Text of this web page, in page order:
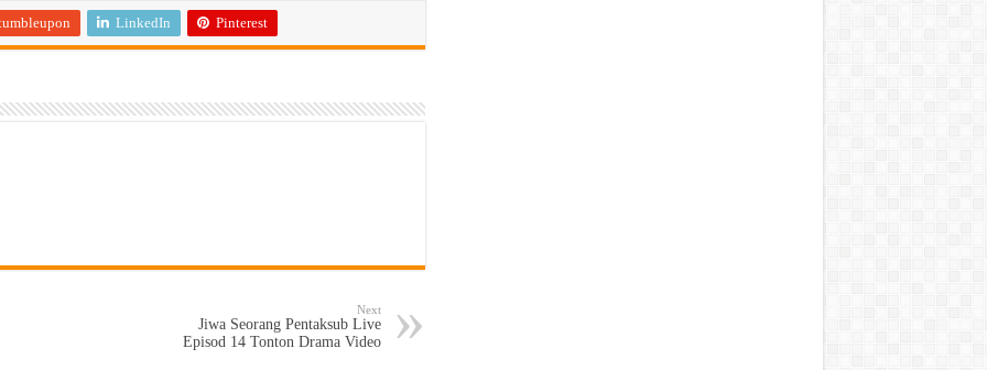
LinkedIn Pinterest
Next
Jiwa Seorang Pentaksub Live
Episod 14 Tonton Drama Video